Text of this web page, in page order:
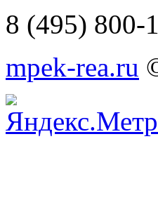
8 (495) 800-
mpek-rea.ru